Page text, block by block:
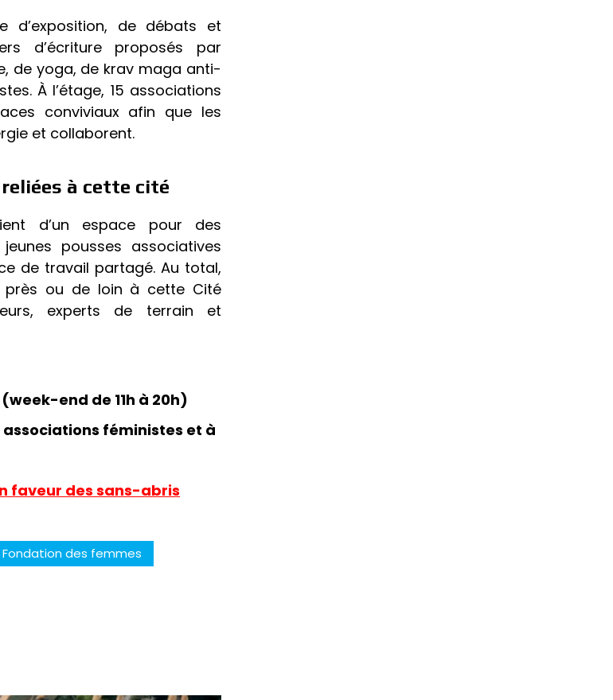
de débats et
d’écriture proposés par
de yoga, de krav maga anti-
À l’étage, 15 associations
conviviaux afin que les
et collaborent.
à cette cité
d’un espace pour des
pousses associatives
de travail partagé. Au total,
près ou de loin à cette Cité
experts de terrain et
end de 11h à 20h)
féministes et à
faveur des sans-abris
Fondation des femmes